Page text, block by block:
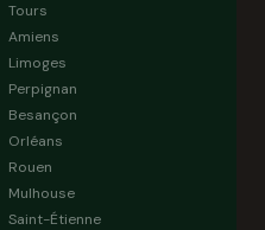
Tours
Amiens
Limoges
Perpignan
Besançon
Orléans
Rouen
Mulhouse
Saint-Étienne